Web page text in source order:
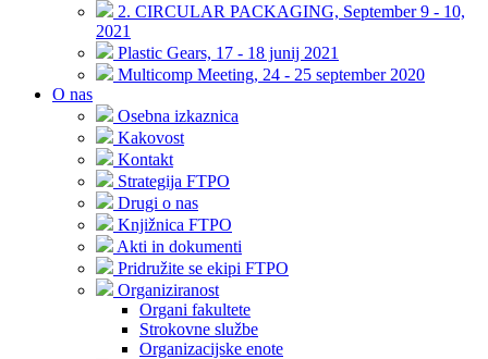
2. CIRCULAR PACKAGING, September 9 - 10,
2021
Plastic Gears, 17 - 18 junij 2021
Multicomp Meeting, 24 - 25 september 2020
O nas
Osebna izkaznica
Kakovost
Kontakt
Strategija FTPO
Drugi o nas
Knjižnica FTPO
Akti in dokumenti
Pridružite se ekipi FTPO
Organiziranost
Organi fakultete
Strokovne službe
Organizacijske enote